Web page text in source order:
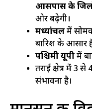
आसपास के
ओर बढ़ेगी।
मध्यांचलमें
बारिश के आसार
पश्चिमी यूपीमें
तराई क्षेत्र में 3
संभावना है।